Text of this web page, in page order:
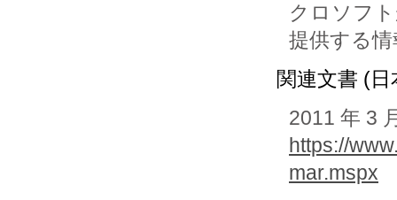
クロソフ
提供する
関連文書 (日
2011 年 3
https://
mar.mspx